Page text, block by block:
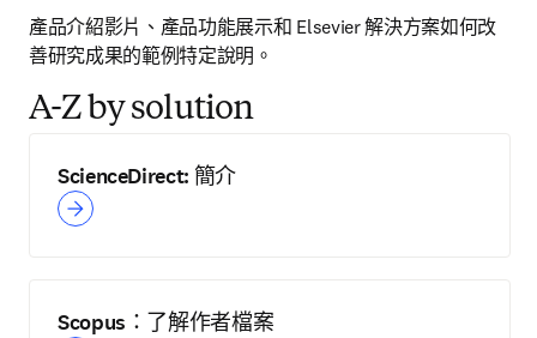
產品介紹影片、產品功能展示和 Elsevier 解決方案如何改
善研究成果的範例特定說明。
A-Z by solution
ScienceDirect: 簡介
Scopus：了解作者檔案